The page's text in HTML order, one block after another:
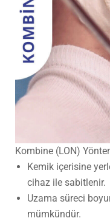
Kombine (LON)
Kemik içerisine
cihaz ile sabitlenir.
Uzama süreci
mümkündür.